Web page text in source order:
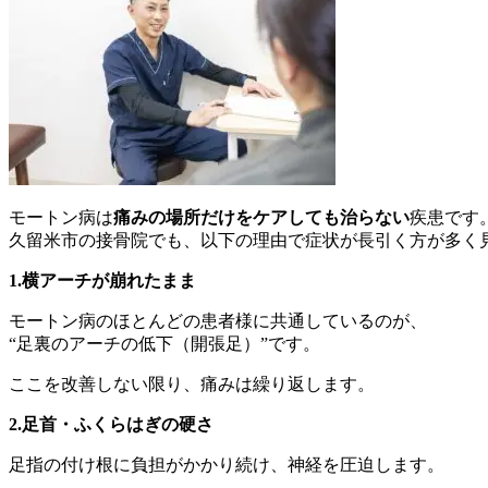
モートン病は痛みの場所だけをケアしても治らない疾患です。
久留米市の接骨院でも、以下の理由で症状が長引く方が多く
1.横アーチが崩れたまま
モートン病のほとんどの患者様に共通しているのが、
“足裏のアーチの低下（開張足）”です。
ここを改善しない限り、痛みは繰り返します。
2.足首・ふくらはぎの硬さ
足指の付け根に負担がかかり続け、神経を圧迫します。